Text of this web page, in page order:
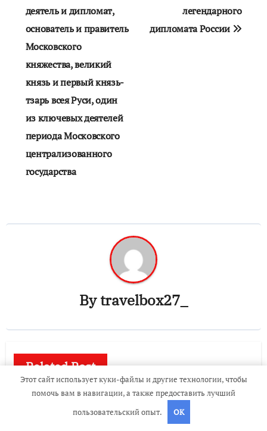
деятель и дипломат,
основатель и правитель
Московского
княжества, великий
князь и первый князь-
тзарь всея Руси, один
из ключевых деятелей
периода Московского
централизованного
государства
легендарного
дипломата России
Bytravelbox27_
Related Post
Uncategorised
Этот сайт использует куки-файлы и другие технологии, чтобы
помочь вам в навигации, а также предоставить лучший
пользовательский опыт.
OK